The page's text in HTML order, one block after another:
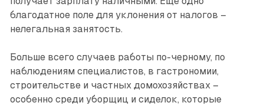
благодатное поле для уклонения от налогов –
нелегальная занятость.
Больше всего случаев работы по-черному, по
наблюдениям специалистов, в гастрономии,
строительстве и частных домохозяйствах –
особенно среди уборщиц и сиделок, которые